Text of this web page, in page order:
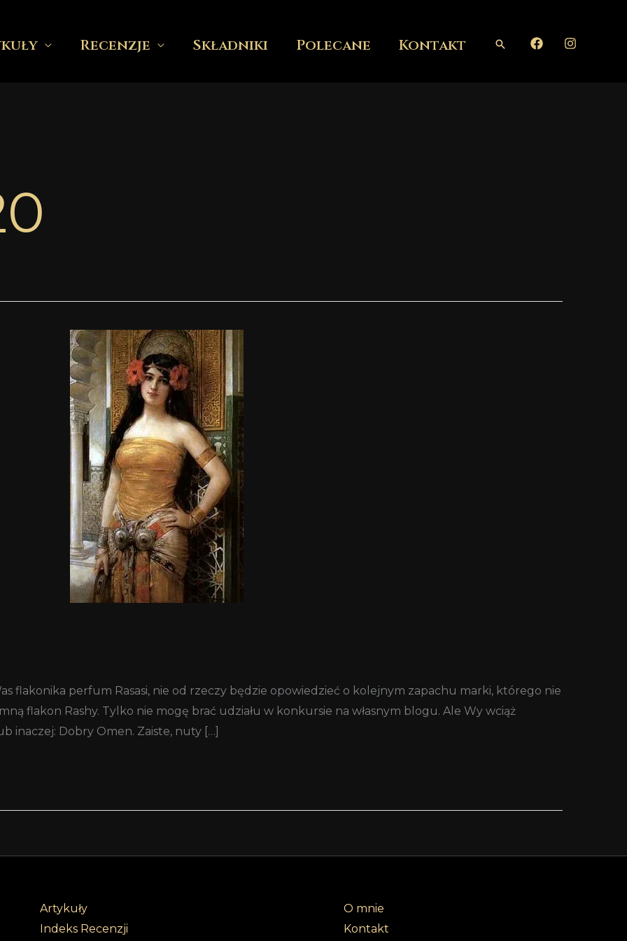
Recenzje Składniki Polecane Kontakt Szukaj
flakonika perfum Rasasi, nie od rzeczy będzie opowiedzieć o kolejnym zapachu marki, którego nie
flakon Rashy. Tylko nie mogę brać udziału w konkursie na własnym blogu. Ale Wy wciąż
inaczej: Dobry Omen. Zaiste, nuty […]
Artykuły
Indeks Recenzji
O mnie
Kontakt